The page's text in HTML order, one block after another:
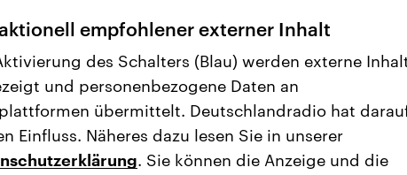
empfohlener externer Inhalt
des Schalters (Blau) werden externe
und personenbezogene Daten an
übermittelt. Deutschlandradio hat
Einfluss. Näheres dazu lesen Sie in unserer
. Sie können die Anzeige und die